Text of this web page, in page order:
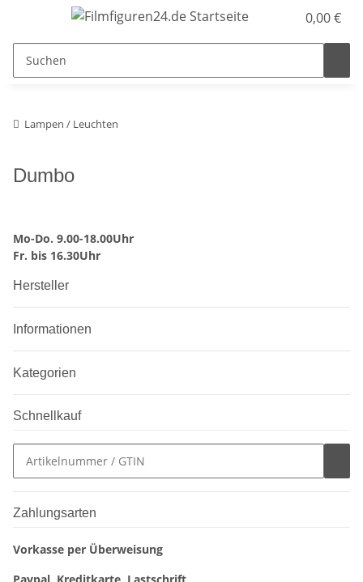
0,00 €
Lampen / Leuchten
Dumbo
Mo-Do. 9.00-18.00Uhr
Fr. bis 16.30Uhr
Hersteller
Informationen
Kategorien
Schnellkauf
Zahlungsarten
Vorkasse per Überweisung